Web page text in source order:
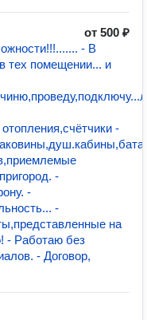
от 500 ₽
- В
тех помещении... и
-
-
-
-
на
- Работаю без
- Договор,